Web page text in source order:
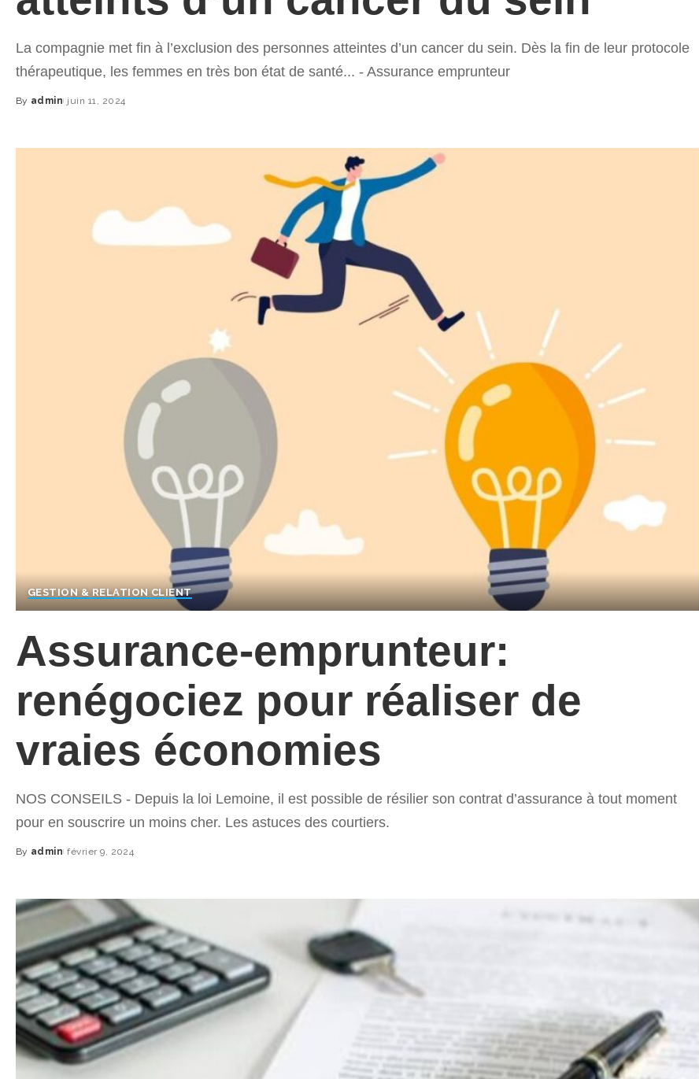
La compagnie met fin à l’exclusion des personnes atteintes d’un cancer du sein. Dès la fin de leur protocole
thérapeutique, les femmes en très bon état de santé... - Assurance emprunteur
Posted
By admin juin 11, 2024
GESTION & RELATION CLIENT
Assurance-emprunteur:
renégociez pour réaliser de
vraies économies
NOS CONSEILS - Depuis la loi Lemoine, il est possible de résilier son contrat d’assurance à tout moment
pour en souscrire un moins cher. Les astuces des courtiers.
Posted
By admin février 9, 2024